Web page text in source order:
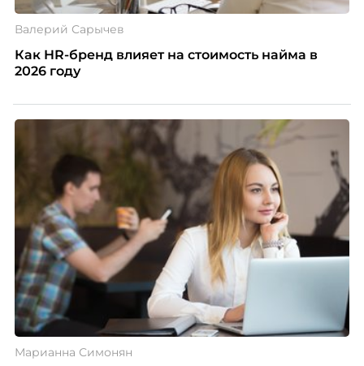
Валерий Сарычев
Как HR-бренд влияет на стоимость найма в
2026 году
Марианна Симонян